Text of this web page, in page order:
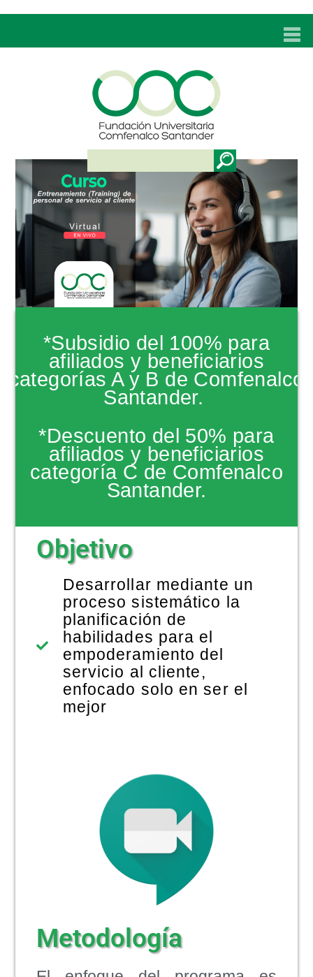
UNC
ADMISIONES
PROGRAMAS
TÉCNICOS LABORALES
BIENESTAR
BIBLIOTECA
INVESTIGACIONES
EDUCACIÓN CONTINUA
NOTICIAS
*Subsidio del 100% para
afiliados y beneficiarios
categorías A y B de Comfenalco
Santander.
*Descuento del 50% para
afiliados y beneficiarios
categoría C de Comfenalco
Santander.
Objetivo
Desarrollar mediante un
proceso sistemático la
planificación de
habilidades para el
empoderamiento del
servicio al cliente,
enfocado solo en ser el
mejor
Metodología